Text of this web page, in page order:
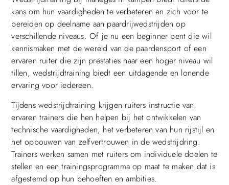
kans om hun vaardigheden te verbeteren en zich voor te
bereiden op deelname aan paardrijwedstrijden op
verschillende niveaus. Of je nu een beginner bent die wil
kennismaken met de wereld van de paardensport of een
ervaren ruiter die zijn prestaties naar een hoger niveau wil
tillen, wedstrijdtraining biedt een uitdagende en lonende
ervaring voor iedereen.
Tijdens wedstrijdtraining krijgen ruiters instructie van
ervaren trainers die hen helpen bij het ontwikkelen van
technische vaardigheden, het verbeteren van hun rijstijl en
het opbouwen van zelfvertrouwen in de wedstrijdring.
Trainers werken samen met ruiters om individuele doelen te
stellen en een trainingsprogramma op maat te maken dat is
afgestemd op hun behoeften en ambities.